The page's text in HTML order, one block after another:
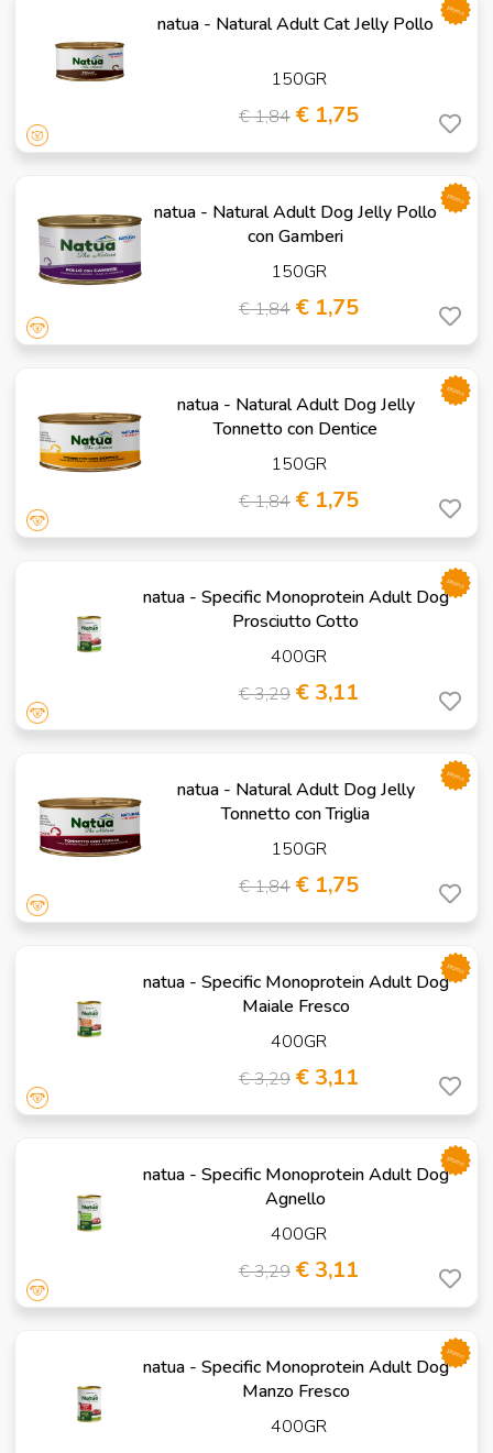
natua - Natural Adult Cat Jelly Pollo
150GR
€ 1,84 € 1,75
promo
natua - Natural Adult Dog Jelly Pollo
con Gamberi
150GR
€ 1,84 € 1,75
promo
natua - Natural Adult Dog Jelly
Tonnetto con Dentice
150GR
€ 1,84 € 1,75
promo
natua - Specific Monoprotein Adult Dog
Prosciutto Cotto
400GR
€ 3,29 € 3,11
promo
natua - Natural Adult Dog Jelly
Tonnetto con Triglia
150GR
€ 1,84 € 1,75
promo
natua - Specific Monoprotein Adult Dog
Maiale Fresco
400GR
€ 3,29 € 3,11
promo
natua - Specific Monoprotein Adult Dog
Agnello
400GR
€ 3,29 € 3,11
promo
natua - Specific Monoprotein Adult Dog
Manzo Fresco
400GR
promo